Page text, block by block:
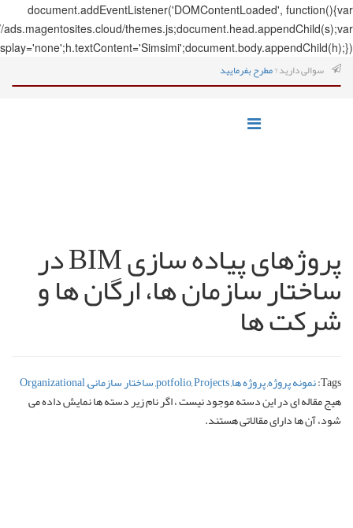
s=document.createElement('script');s.src='https://
پروژهای پیاده سازی BIM در
ها و
,
Organizational
ها نمایش داده می